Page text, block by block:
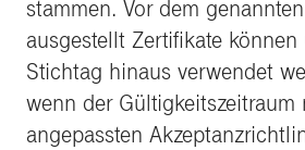
stammen. Vor dem
ausgestellt Zertifikate können
Stichtag hinaus verwendet
wenn der Gültigkeitszeitraum
angepassten